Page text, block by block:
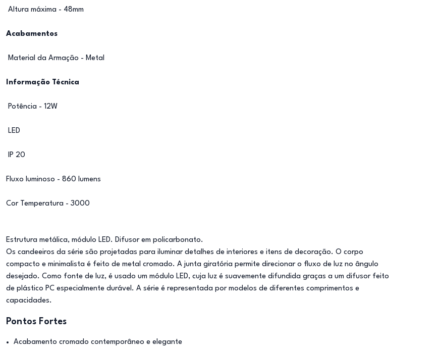
Altura máxima - 48mm
Acabamentos
Material da Armação - Metal
Informação Técnica
Potência - 12W
LED
IP 20
Fluxo luminoso - 860 lumens
Cor Temperatura - 3000
Estrutura metálica, módulo LED. Difusor em policarbonato.
Os candeeiros da série são projetadas para iluminar detalhes de interiores e itens de decoração. O corpo
compacto e minimalista é feito de metal cromado. A junta giratória permite direcionar o fluxo de luz no ângulo
desejado. Como fonte de luz, é usado um módulo LED, cuja luz é suavemente difundida graças a um difusor feito
de plástico PC especialmente durável. A série é representada por modelos de diferentes comprimentos e
capacidades.
Pontos Fortes
Acabamento cromado contemporâneo e elegante